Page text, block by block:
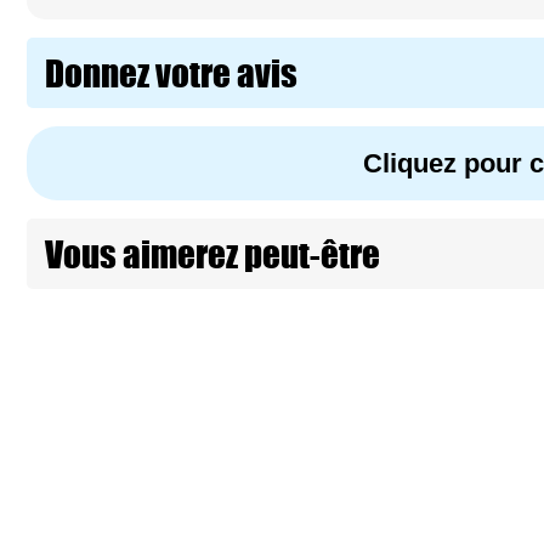
Donnez votre avis
Cliquez pour
Vous aimerez peut-être